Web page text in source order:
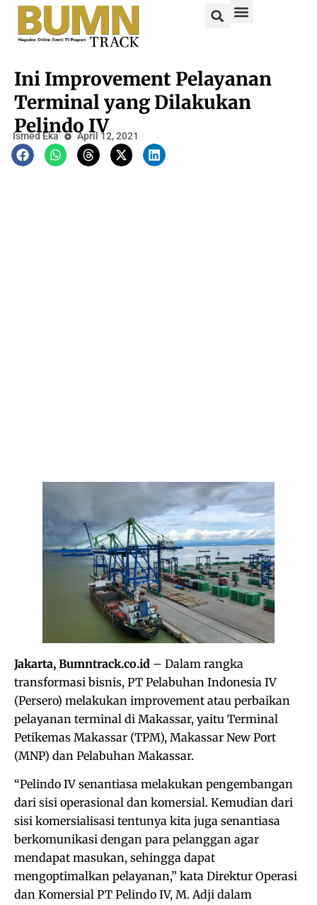
Ini Improvement Pelayanan
Terminal yang Dilakukan
Pelindo IV
Ismed Eka April 12, 2021
Jakarta, Bumntrack.co.id – Dalam rangka
transformasi bisnis, PT Pelabuhan Indonesia IV
(Persero) melakukan improvement atau perbaikan
pelayanan terminal di Makassar, yaitu Terminal
Petikemas Makassar (TPM), Makassar New Port
(MNP) dan Pelabuhan Makassar.
“Pelindo IV senantiasa melakukan pengembangan
dari sisi operasional dan komersial. Kemudian dari
sisi komersialisasi tentunya kita juga senantiasa
berkomunikasi dengan para pelanggan agar
mendapat masukan, sehingga dapat
mengoptimalkan pelayanan,” kata Direktur Operasi
dan Komersial PT Pelindo IV, M. Adji dalam